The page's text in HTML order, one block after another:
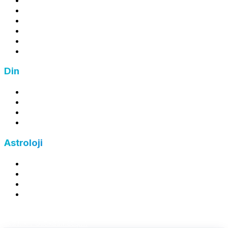
Din
Astroloji